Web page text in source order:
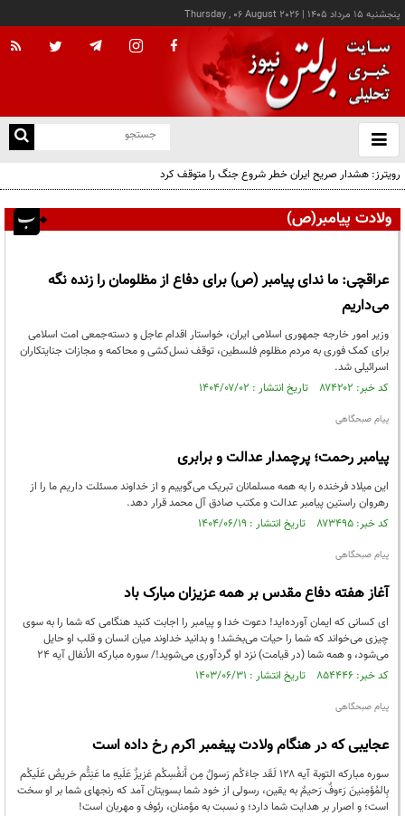
پنجشنبه ۱۵ مرداد ۱۴۰۵ |
Thursday , 06 August 2026
باز
و
رویترز: هشدار صریح ایران خطر شروع جنگ را متوقف کرد
ولادت پیامبر(ص)
عراقچی: ما ندای پیامبر (ص) برای دفاع از مظلومان را زنده نگه
می‌داریم
وزیر امور خارجه جمهوری اسلامی ایران، خواستار اقدام عاجل و دسته‌جمعی امت اسلامی
برای کمک فوری به مردم مظلوم فلسطین، توقف نسل‌کشی و محاکمه و مجازات جنایتکاران
اسرائیلی شد.
کد خبر: ۸۷۴۲۰۲ تاریخ انتشار : ۱۴۰۴/۰۷/۰۲
پیام صبحگاهی
پیامبر رحمت؛ پرچمدار عدالت و برابری
این میلاد فرخنده را به همه مسلمانان تبریک می‌گوییم و از خداوند مسئلت داریم ما را از
رهروان راستین پیامبر عدالت و مکتب صادق آل‌ محمد قرار دهد.
کد خبر: ۸۷۳۴۹۵ تاریخ انتشار : ۱۴۰۴/۰۶/۱۹
پیام صبحگاهی
آغاز هفته دفاع مقدس بر همه عزیزان مبارک باد
ای کسانی که ایمان آورده‌اید! دعوت خدا و پیامبر را اجابت کنید هنگامی که شما را به سوی
چیزی می‌خواند که شما را حیات می‌بخشد! و بدانید خداوند میان انسان و قلب او حایل
می‌شود، و همه شما (در قیامت) نزد او گردآوری می‌شوید!/ سوره مبارکه الأنفال آیه ۲۴
کد خبر: ۸۵۴۴۴۶ تاریخ انتشار : ۱۴۰۳/۰۶/۳۱
پیام صبحگاهی
عجایبی که در هنگام ولادت پیغمبر اکرم رخ داده است
سوره مبارکه التوبة آیه ۱۲۸ لَقَد جاءَكُم رَسولٌ مِن أَنفُسِكُم عَزيزٌ عَلَيهِ ما عَنِتُّم حَريصٌ عَلَيكُم
بِالمُؤمِنينَ رَءوفٌ رَحيمٌ به یقین، رسولی از خود شما بسویتان آمد که رنجهای شما بر او سخت
است؛ و اصرار بر هدایت شما دارد؛ و نسبت به مؤمنان، رئوف و مهربان است!